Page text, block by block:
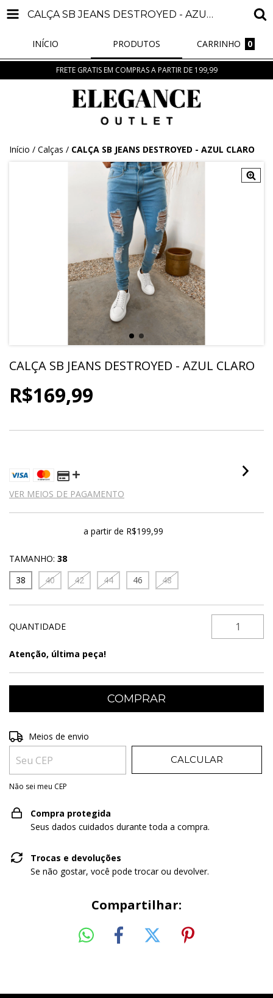
CALÇA SB JEANS DESTROYED - AZUL CLARO
INÍCIO PRODUTOS CARRINHO 0
FRETE GRATIS EM COMPRAS A PARTIR DE 199,99
Início / Calças / CALÇA SB JEANS DESTROYED - AZUL CLARO
CALÇA SB JEANS DESTROYED - AZUL CLARO
R$169,99
VER MEIOS DE PAGAMENTO
a partir de R$199,99
TAMANHO: 38
38
40 42 44 46 48
QUANTIDADE
Atenção, última peça!
Entregas para o CEP:
Meios de envio
CALCULAR
Não sei meu CEP
Compra protegida
Seus dados cuidados durante toda a compra.
Trocas e devoluções
Se não gostar, você pode trocar ou devolver.
Compartilhar: